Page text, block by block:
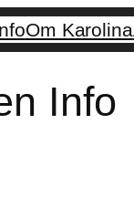
Om Karolina
Info